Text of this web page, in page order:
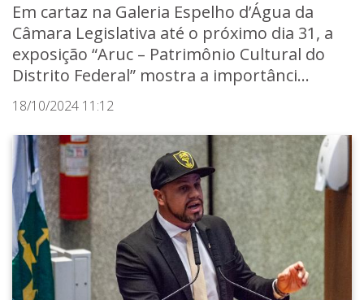
Em cartaz na Galeria Espelho d’Água da
Câmara Legislativa até o próximo dia 31, a
exposição “Aruc – Patrimônio Cultural do
Distrito Federal” mostra a importânci...
18/10/2024 11:12